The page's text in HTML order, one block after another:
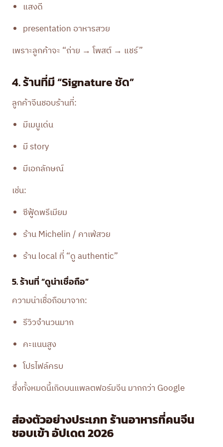
แสงดี
presentation อาหารสวย
เพราะลูกค้าจะ “ถ่าย → โพสต์ → แชร์”
4. ร้านที่มี “Signature ชัด”
ลูกค้าจีนชอบร้านที่:
มีเมนูเด่น
มี story
มีเอกลักษณ์
เช่น:
ซีฟู้ดพรีเมียม
ร้าน Michelin / คาเฟ่สวย
ร้าน local ที่ “ดู authentic”
5. ร้านที่ “ดูน่าเชื่อถือ”
ความน่าเชื่อถือมาจาก:
รีวิวจำนวนมาก
คะแนนสูง
โปรไฟล์ครบ
ซึ่งทั้งหมดนี้เกิดบนแพลตฟอร์มจีน มากกว่า Google
ส่องตัวอย่างประเภท ร้านอาหารที่คนจีน
ชอบเข้า อัปเดต 2026